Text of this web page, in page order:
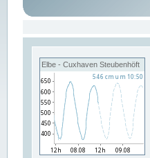
Elbe - Cuxhaven Steubenhöft